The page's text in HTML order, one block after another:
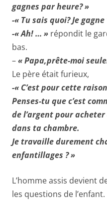
gagnes par heure? »
-« Tu sais quoi? Je
-« Ah! … » répondit le
bas.
–« Papa,prête-moi
Le père était furieux,
-« C’est pour cette
Penses-tu que c’est
de l’argent pour
dans ta chambre.
Je travaille durement
enfantillages ? »
L’homme assis devient
les questions de l’enfant.